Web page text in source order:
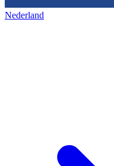
Nederland